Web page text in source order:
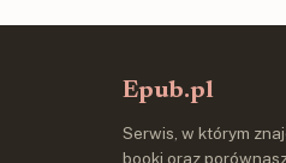
Epub.pl
Serwis, w którym
booki oraz